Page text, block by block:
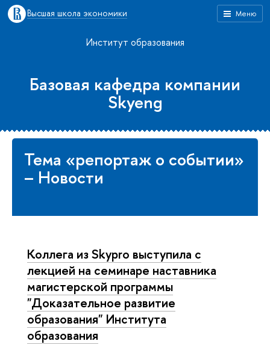
Меню
Высшая школа экономики
Институт образования
Базовая кафедра компании
Skyeng
Тема «репортаж о событии»
– Новости
Коллега из Skypro выступила с
лекцией на семинаре наставника
магистерской программы
"Доказательное развитие
образования" Института
образования